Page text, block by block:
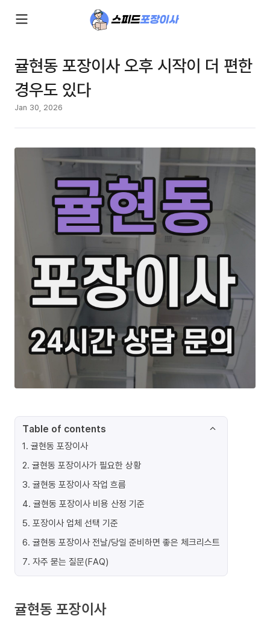
귤현동 포장이사 오후 시작이 더 편한
경우도 있다
Jan 30, 2026
Table of contents
1. 귤현동 포장이사
2. 귤현동 포장이사가 필요한 상황
3. 귤현동 포장이사 작업 흐름
4. 귤현동 포장이사 비용 산정 기준
5. 포장이사 업체 선택 기준
6. 귤현동 포장이사 전날/당일 준비하면 좋은 체크리스트
7. 자주 묻는 질문(FAQ)
귤현동 포장이사